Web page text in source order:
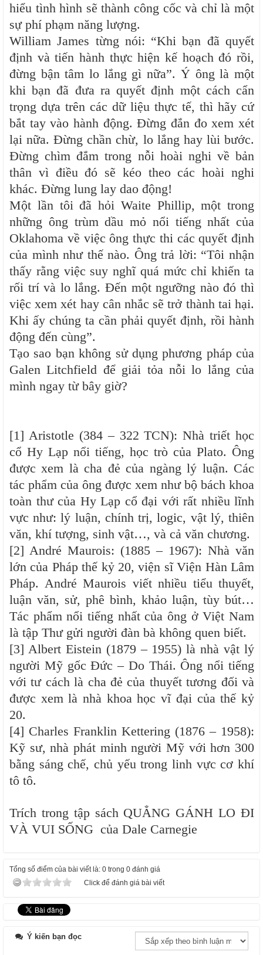
hiểu tình hình sẽ thành công cốc và chỉ là một
sự phí phạm năng lượng.
William James từng nói: “Khi bạn đã quyết
định và tiến hành thực hiện kế hoạch đó rồi,
đừng bận tâm lo lắng gì nữa”. Ý ông là một
khi bạn đã đưa ra quyết định một cách cẩn
trọng dựa trên các dữ liệu thực tế, thì hãy cứ
bắt tay vào hành động. Đừng đắn đo xem xét
lại nữa. Đừng chần chừ, lo lắng hay lùi bước.
Đừng chìm đắm trong nỗi hoài nghi về bản
thân vì điều đó sẽ kéo theo các hoài nghi
khác. Đừng lung lay dao động!
Một lần tôi đã hỏi Waite Phillip, một trong
những ông trùm dầu mỏ nổi tiếng nhất của
Oklahoma về việc ông thực thi các quyết định
của mình như thế nào. Ông trả lời: “Tôi nhận
thấy rằng việc suy nghĩ quá mức chỉ khiến ta
rối trí và lo lắng. Đến một ngưỡng nào đó thì
việc xem xét hay cân nhắc sẽ trở thành tai hại.
Khi ấy chúng ta cần phải quyết định, rồi hành
động đến cùng”.
Tạo sao bạn không sử dụng phương pháp của
Galen Litchfield để giải tỏa nỗi lo lắng của
mình ngay từ bây giờ?
[1] Aristotle (384 – 322 TCN): Nhà triết học
cổ Hy Lạp nổi tiếng, học trò của Plato. Ông
được xem là cha đẻ của ngàng lý luận. Các
tác phẩm của ông được xem như bộ bách khoa
toàn thư của Hy Lạp cổ đại với rất nhiều lĩnh
vực như: lý luận, chính trị, logic, vật lý, thiên
văn, khí tượng, sinh vật…, và cả văn chương.
[2] André Maurois: (1885 – 1967): Nhà văn
lớn của Pháp thế kỷ 20, viện sĩ Viện Hàn Lâm
Pháp. André Maurois viết nhiều tiểu thuyết,
luận văn, sử, phê bình, khảo luận, tùy bút…
Tác phẩm nổi tiếng nhất của ông ở Việt Nam
là tập Thư gửi người đàn bà không quen biết.
[3] Albert Eistein (1879 – 1955) là nhà vật lý
người Mỹ gốc Đức – Do Thái. Ông nổi tiếng
với tư cách là cha đẻ của thuyết tương đối và
được xem là nhà khoa học vĩ đại của thế kỷ
20.
[4] Charles Franklin Kettering (1876 – 1958):
Kỹ sư, nhà phát minh người Mỹ với hơn 300
bằng sáng chế, chủ yếu trong linh vực cơ khí
tô tô.
Trích trong tập sách QUẲNG GÁNH LO ĐI
VÀ VUI SỐNG của Dale Carnegie
Tổng số điểm của bài viết là: 0 trong 0 đánh giá
Click để đánh giá bài viết
Ý kiến bạn đọc